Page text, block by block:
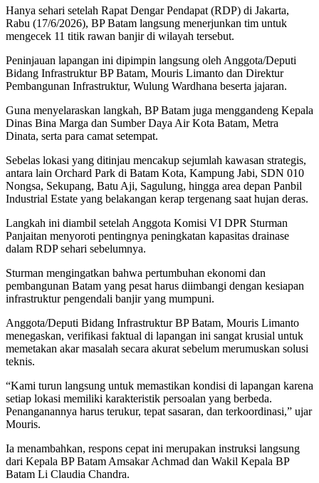
Hanya sehari setelah Rapat Dengar Pendapat (RDP) di Jakarta,
Rabu (17/6/2026), BP Batam langsung menerjunkan tim untuk
mengecek 11 titik rawan banjir di wilayah tersebut.
Peninjauan lapangan ini dipimpin langsung oleh Anggota/Deputi
Bidang Infrastruktur BP Batam, Mouris Limanto dan Direktur
Pembangunan Infrastruktur, Wulung Wardhana beserta jajaran.
Guna menyelaraskan langkah, BP Batam juga menggandeng Kepala
Dinas Bina Marga dan Sumber Daya Air Kota Batam, Metra
Dinata, serta para camat setempat.
Sebelas lokasi yang ditinjau mencakup sejumlah kawasan strategis,
antara lain Orchard Park di Batam Kota, Kampung Jabi, SDN 010
Nongsa, Sekupang, Batu Aji, Sagulung, hingga area depan Panbil
Industrial Estate yang belakangan kerap tergenang saat hujan deras.
Langkah ini diambil setelah Anggota Komisi VI DPR Sturman
Panjaitan menyoroti pentingnya peningkatan kapasitas drainase
dalam RDP sehari sebelumnya.
Sturman mengingatkan bahwa pertumbuhan ekonomi dan
pembangunan Batam yang pesat harus diimbangi dengan kesiapan
infrastruktur pengendali banjir yang mumpuni.
Anggota/Deputi Bidang Infrastruktur BP Batam, Mouris Limanto
menegaskan, verifikasi faktual di lapangan ini sangat krusial untuk
memetakan akar masalah secara akurat sebelum merumuskan solusi
teknis.
“Kami turun langsung untuk memastikan kondisi di lapangan karena
setiap lokasi memiliki karakteristik persoalan yang berbeda.
Penanganannya harus terukur, tepat sasaran, dan terkoordinasi,” ujar
Mouris.
Ia menambahkan, respons cepat ini merupakan instruksi langsung
dari Kepala BP Batam Amsakar Achmad dan Wakil Kepala BP
Batam Li Claudia Chandra.